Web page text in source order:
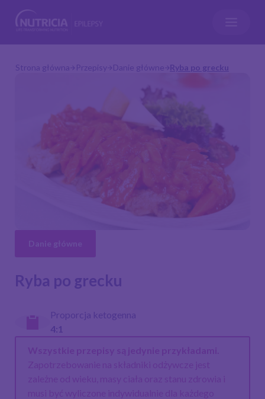
Strona główna Przepisy Danie główne Ryba po grecku
Danie główne
Ryba po grecku
Proporcja ketogenna
4:1
Wszystkie przepisy są jedynie przykładami.
Zapotrzebowanie na składniki odżywcze jest
zależne od wieku, masy ciała oraz stanu zdrowia i
musi być wyliczone indywidualnie dla każdego